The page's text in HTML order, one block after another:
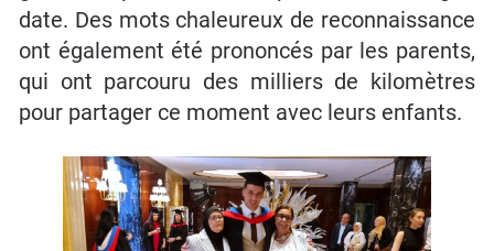
date. Des mots chaleureux de reconnaissance
ont également été prononcés par les parents,
qui ont parcouru des milliers de kilomètres
pour partager ce moment avec leurs enfants.